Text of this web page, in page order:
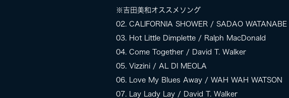
※吉田美和オススメソング
02. CALIFORNIA SHOWER / SADAO WATANABE
03. Hot Little Dimplette / Ralph MacDonald
04. Come Together / David T. Walker
05. Vizzini / AL DI MEOLA
06. Love My Blues Away / WAH WAH WATSON
07. Lay Lady Lay / David T. Walker